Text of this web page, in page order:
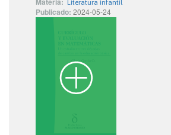
Literatura infantil
Publicado: 2024-05-24